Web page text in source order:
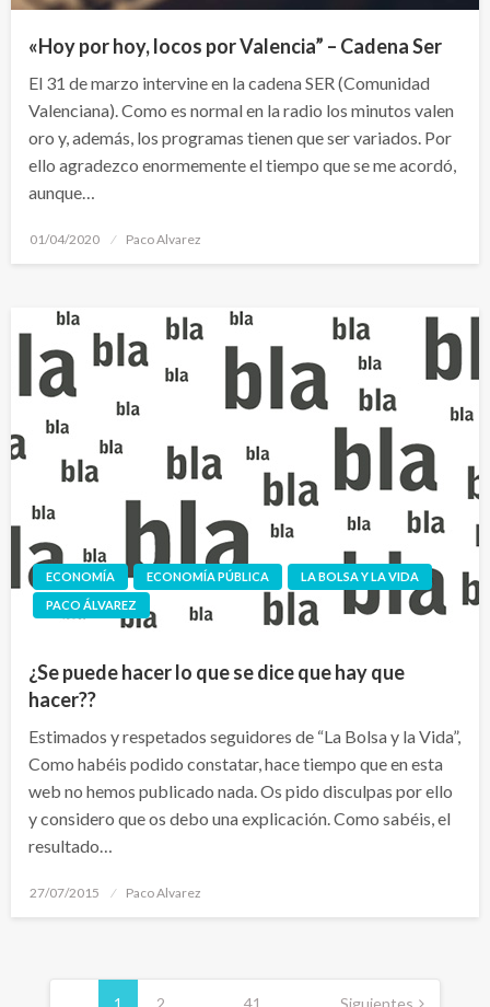
«Hoy por hoy, locos por Valencia” – Cadena Ser
El 31 de marzo intervine en la cadena SER (Comunidad
Valenciana). Como es normal en la radio los minutos valen
oro y, además, los programas tienen que ser variados. Por
ello agradezco enormemente el tiempo que se me acordó,
aunque…
Publicado
01/04/2020 Paco Alvarez
ECONOMÍA ECONOMÍA PÚBLICA
LA BOLSA Y LA VIDA
PACO ÁLVAREZ
¿Se puede hacer lo que se dice que hay que
hacer??
Estimados y respetados seguidores de “La Bolsa y la Vida”,
Como habéis podido constatar, hace tiempo que en esta
web no hemos publicado nada. Os pido disculpas por ello
y considero que os debo una explicación. Como sabéis, el
resultado…
Publicado
27/07/2015 Paco Alvarez
Navegación